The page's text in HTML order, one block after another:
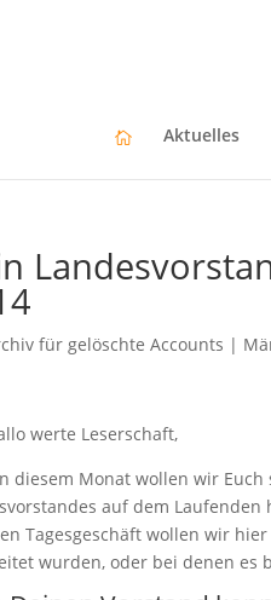
Aktuelles
für gelöschte Accounts |
werte Leserschaft,
diesem Monat wollen wir
auf dem
Tagesgeschäft wollen wir
wurden, oder bei denen es